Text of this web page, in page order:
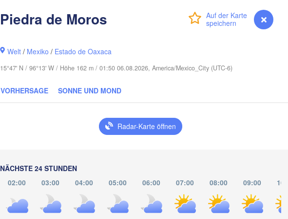
Anmelden myVentusky Vorhersage
Piedra de Moros
Welt / Mexiko / Estado de Oaxaca
15°47' N / 96°13' W / Höhe 162 m / 01:50 06.08.2026, America/Mexico_City (UTC-6)
VORHERSAGE SONNE UND MOND
Radar-Karte öffnen
NÄCHSTE 24 STUNDEN
02:00
03:00 04:00 05:00 06:00 07:00 08:00 09:00
La Habana
Pinar del Río
Chetumal
BELIZE
Nassau
Kingston